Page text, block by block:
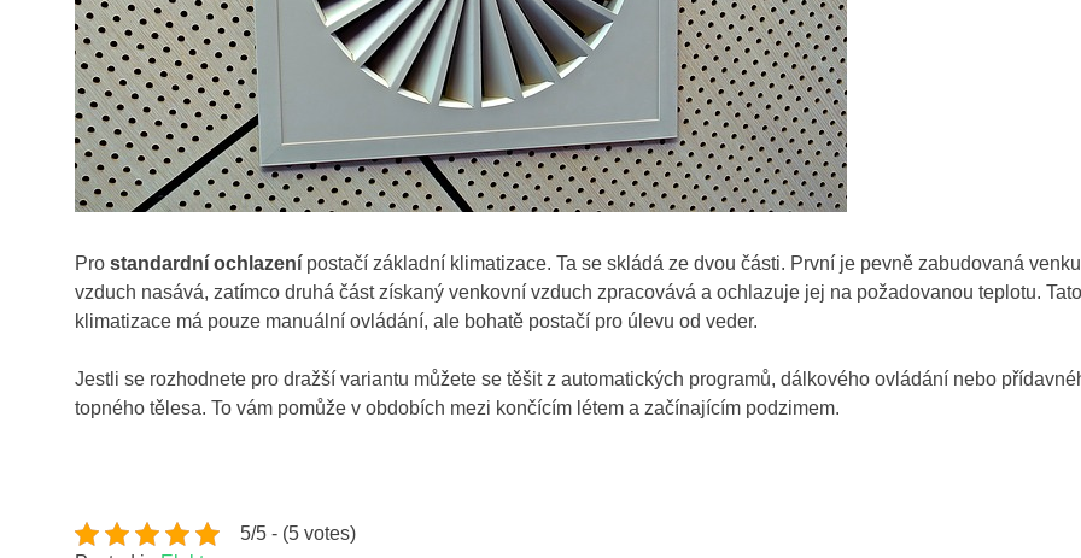
Pro standardní ochlazení postačí základní klimatizace. Ta se skládá ze dvou části. První je pevně zabudovaná
vzduch nasává, zatímco druhá část získaný venkovní vzduch zpracovává a ochlazuje jej na požadovanou teplotu. Tato
klimatizace má pouze manuální ovládání, ale bohatě postačí pro úlevu od veder.
Jestli se rozhodnete pro dražší variantu můžete se těšit z automatických programů, dálkového ovládání nebo
topného tělesa. To vám pomůže v obdobích mezi končícím létem a začínajícím podzimem.
5/5 - (5 votes)